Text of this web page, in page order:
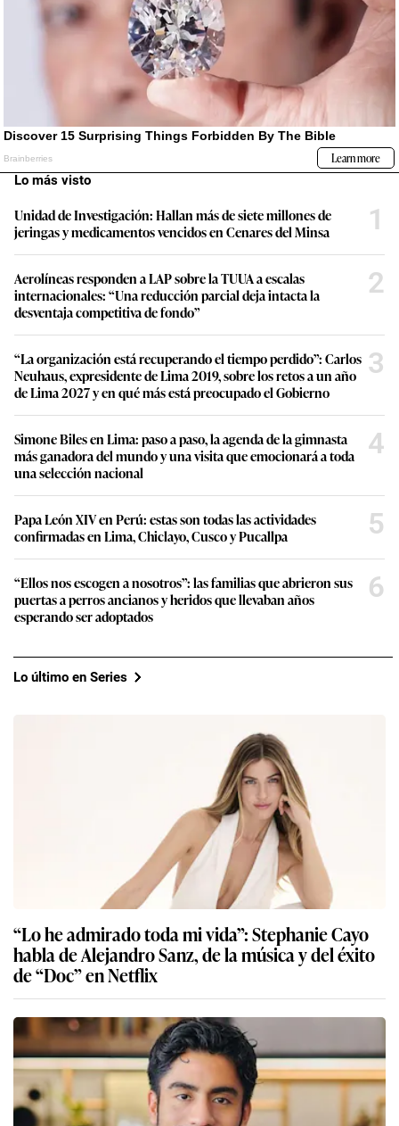
Lo más visto
Unidad de Investigación: Hallan más de siete millones de
jeringas y medicamentos vencidos en Cenares del Minsa
1
Aerolíneas responden a LAP sobre la TUUA a escalas
internacionales: “Una reducción parcial deja intacta la
desventaja competitiva de fondo”
2
“La organización está recuperando el tiempo perdido”: Carlos
Neuhaus, expresidente de Lima 2019, sobre los retos a un año
de Lima 2027 y en qué más está preocupado el Gobierno
3
Simone Biles en Lima: paso a paso, la agenda de la gimnasta
más ganadora del mundo y una visita que emocionará a toda
una selección nacional
4
Papa León XIV en Perú: estas son todas las actividades
confirmadas en Lima, Chiclayo, Cusco y Pucallpa
5
“Ellos nos escogen a nosotros”: las familias que abrieron sus
puertas a perros ancianos y heridos que llevaban años
esperando ser adoptados
6
Lo último en Series
“Lo he admirado toda mi vida”: Stephanie Cayo
habla de Alejandro Sanz, de la música y del éxito
de “Doc” en Netflix